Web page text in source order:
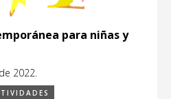
para niñas y
2022.